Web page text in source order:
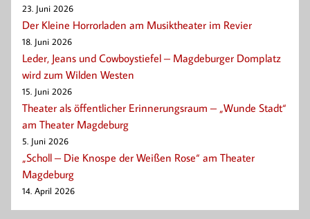
23. Juni 2026
Der Kleine Horrorladen am Musiktheater im Revier
18. Juni 2026
Leder, Jeans und Cowboystiefel – Magdeburger Domplatz
wird zum Wilden Westen
15. Juni 2026
Theater als öffentlicher Erinnerungsraum – „Wunde Stadt“
am Theater Magdeburg
5. Juni 2026
„Scholl – Die Knospe der Weißen Rose“ am Theater
Magdeburg
14. April 2026